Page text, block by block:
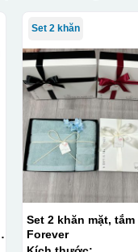
Set 2 khăn
Set 2 khăn mặt, tắm
Forever